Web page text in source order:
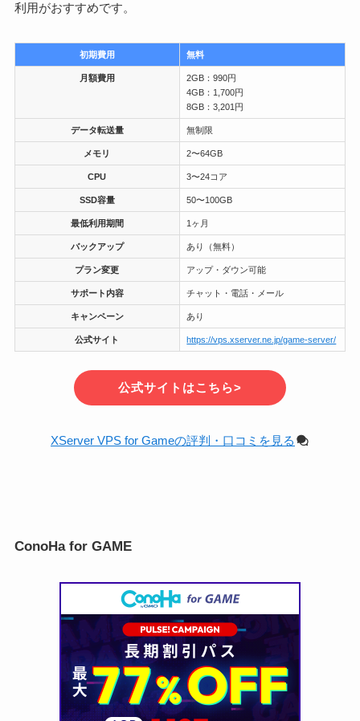
利用がおすすめです。
初期費用 無料
月額費用
2GB：990円
4GB：1,700円
8GB：3,201円
データ転送量 無制限
メモリ 2〜64GB
CPU 3〜24コア
SSD容量 50〜100GB
最低利用期間 1ヶ月
バックアップ あり（無料）
プラン変更 アップ・ダウン可能
サポート内容 チャット・電話・メール
キャンペーン あり
公式サイト https://vps.xserver.ne.jp/game-server/
公式サイトはこちら>
XServer VPS for Gameの評判・口コミを見る
ConoHa for GAME